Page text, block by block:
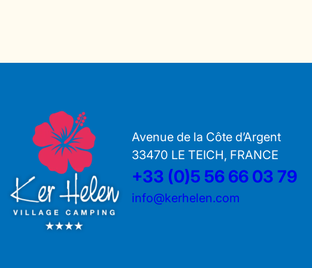
Avenue de la Côte d’Argent
33470 LE TEICH, FRANCE
+33 (0)5 56 66 03 79
info@kerhelen.com